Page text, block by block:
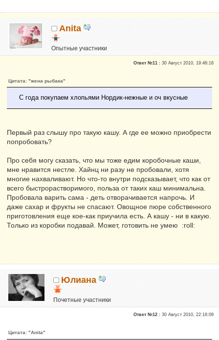
Anita
Опытные участники
Ответ №11 :30 Август 2010, 19:46:16
Цитата: "жена рыбака"
С года покупаем хлопьями Нордик-нежные и оч вкусные
Первый раз слышу про такую кашу. А где ее можно приобрести
попробовать?
Про себя могу сказать, что мы тоже едим коробочные каши,
мне нравится нестле. Хайнц ни разу не пробовали, хотя
многие нахваливают. Но что-то внутри подсказывает, что как от
всего быстрорастворимого, польза от таких каш минимальна.
Пробовала варить сама - деть отворачивается напрочь. И
даже сахар и фрукты не спасают. Овощное пюре собственного
приготовления еще кое-как приучила есть. А кашу - ни в какую.
Только из коробки подавай. Может, готовить не умею :roll:
Юлиана
Почетные участники
Ответ №12 :30 Август 2010, 22:16:09
Цитата: "Anita"